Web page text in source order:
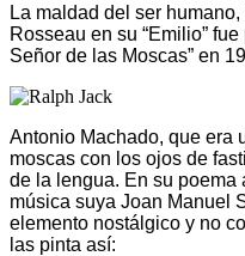
La maldad del ser
Rosseau en su “Emilio”
Señor de las Moscas” en
Antonio Machado, que era
moscas con los ojos de
de la lengua. En su poema
música suya Joan Manuel
elemento nostálgico y no
las pinta así: